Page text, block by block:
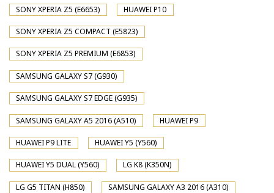
SONY XPERIA Z5 (E6653) HUAWEI P10
SONY XPERIA Z5 COMPACT (E5823)
SONY XPERIA Z5 PREMIUM (E6853)
SAMSUNG GALAXY S7 (G930)
SAMSUNG GALAXY S7 EDGE (G935)
SAMSUNG GALAXY A5 2016 (A510) HUAWEI P9
HUAWEI P9 LITE HUAWEI Y5 (Y560)
HUAWEI Y5 DUAL (Y560) LG K8 (K350N)
LG G5 TITAN (H850) SAMSUNG GALAXY A3 2016 (A310)